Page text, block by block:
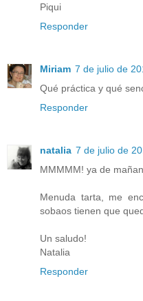
Piqui
Responder
Miriam 7 de julio de
Qué práctica y qué
Responder
natalia 7 de julio de
MMMMM! ya de
Menuda tarta, me
sobaos tienen que
Un saludo!
Natalia
Responder